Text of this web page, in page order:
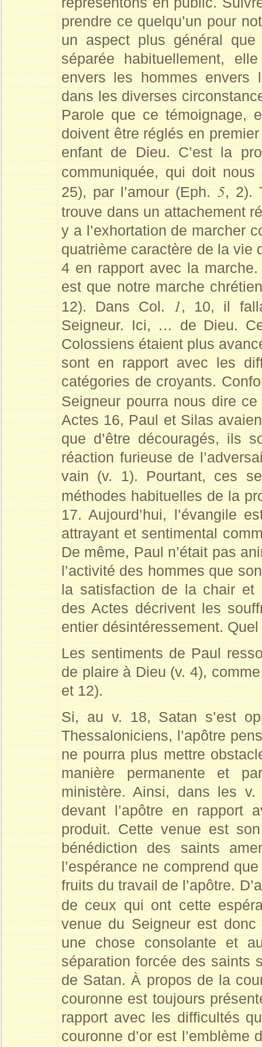
prendre ce quelqu’un pour
un aspect plus général
séparée habituellement,
envers les hommes envers
dans les diverses
Parole que ce témoignage,
doivent être réglés en
enfant de Dieu. C’est la
communiquée, qui doit
25), par l’amour (Eph. 5, 2).
trouve dans un attachement
y a l’exhortation de marcher
quatrième caractère de la vie
4 en rapport avec la
est que notre marche
12). Dans Col. 1, 10, il
Seigneur. Ici, … de Dieu.
Colossiens étaient plus
sont en rapport avec les
catégories de croyants.
Seigneur pourra nous dire
Actes 16, Paul et Silas
que d’être découragés, ils
réaction furieuse de
vain (v. 1). Pourtant, ces
méthodes habituelles de la
17. Aujourd’hui, l’évangile
attrayant et sentimental
De même, Paul n’était pas
l’activité des hommes que
la satisfaction de la chair et
des Actes décrivent les
entier désintéressement.
Les sentiments de Paul
de plaire à Dieu (v. 4),
et 12).
Si, au v. 18, Satan s’est
Thessaloniciens, l’apôtre
ne pourra plus mettre
manière permanente et
ministère. Ainsi, dans les
devant l’apôtre en rapport
produit. Cette venue est
bénédiction des saints
l’espérance ne comprend
fruits du travail de l’apôtre.
de ceux qui ont cette
venue du Seigneur est
une chose consolante et
séparation forcée des saints
de Satan. À propos de la
couronne est toujours
rapport avec les difficultés
couronne d’or est